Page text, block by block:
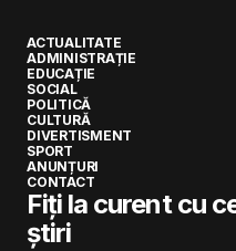
ACTUALITATE
ADMINISTRAȚIE
EDUCAȚIE
SOCIAL
POLITICĂ
CULTURĂ
DIVERTISMENT
SPORT
ANUNȚURI
CONTACT
Fiți la curent cu
știri